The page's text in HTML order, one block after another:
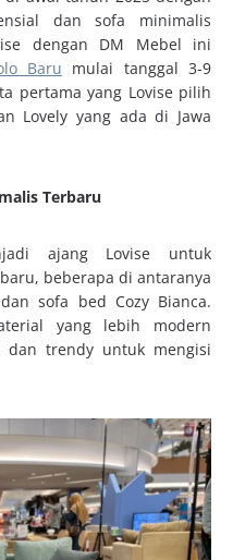
dan sofa minimalis
dengan DM Mebel ini
Baru mulai tanggal 3-9
pertama yang Lovise pilih
Lovely yang ada di Jawa
Terbaru
ajang Lovise untuk
beberapa di antaranya
sofa bed Cozy Bianca.
yang lebih modern
dan trendy untuk mengisi